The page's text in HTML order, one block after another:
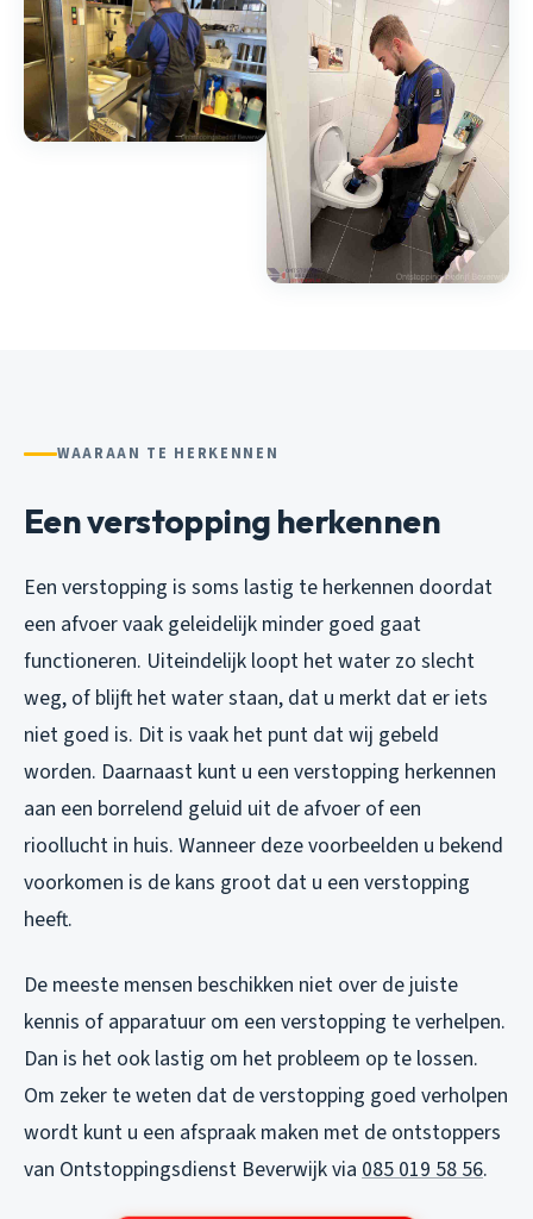
WAARAAN TE HERKENNEN
Een verstopping herkennen
Een verstopping is soms lastig te herkennen doordat
een afvoer vaak geleidelijk minder goed gaat
functioneren. Uiteindelijk loopt het water zo slecht
weg, of blijft het water staan, dat u merkt dat er iets
niet goed is. Dit is vaak het punt dat wij gebeld
worden. Daarnaast kunt u een verstopping herkennen
aan een borrelend geluid uit de afvoer of een
rioollucht in huis. Wanneer deze voorbeelden u bekend
voorkomen is de kans groot dat u een verstopping
heeft.
De meeste mensen beschikken niet over de juiste
kennis of apparatuur om een verstopping te verhelpen.
Dan is het ook lastig om het probleem op te lossen.
Om zeker te weten dat de verstopping goed verholpen
wordt kunt u een afspraak maken met de ontstoppers
van Ontstoppingsdienst Beverwijk via 085 019 58 56.